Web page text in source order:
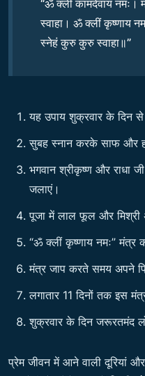
“ॐ क्लीं कामदेवाय नमः।
स्वाहा। ॐ क्लीं कृष्णाय
स्नेहं कुरु कुरु स्वाहा॥”
यह उपाय शुक्रवार के दिन
सुबह स्नान करके साफ और
भगवान श्रीकृष्ण और राधा
जलाएं।
पूजा में लाल फूल और मिश्री
“ॐ क्लीं कृष्णाय नमः” मंत्र
मंत्र जाप करते समय अपने
लगातार 11 दिनों तक इस
शुक्रवार के दिन जरूरतमंद
प्रेम जीवन में आने वाली दूरियां